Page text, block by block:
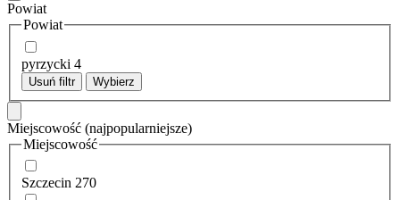
Powiat
Powiat
pyrzycki 4
Usuń filtr Wybierz
Miejscowość (najpopularniejsze)
Miejscowość
Szczecin 270